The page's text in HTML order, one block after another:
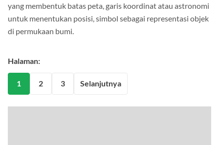
yang membentuk batas peta, garis koordinat atau astronomi
untuk menentukan posisi, simbol sebagai representasi objek
di permukaan bumi.
Halaman:
1 2 3 Selanjutnya